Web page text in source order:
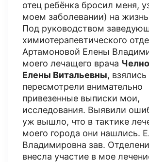
отец ребёнка бросил меня,
моем заболевании) на
Под руководством
химиотерапевтического
Артамоновой Елены
моего лечащего врача
Елены Витальевны,
пересмотрели внимательно
привезенные выписки мои,
исследования. Выявили
уж вышло, что в тактике
моего города они нашлись.
Владимировна зав.
внесла участие в мое